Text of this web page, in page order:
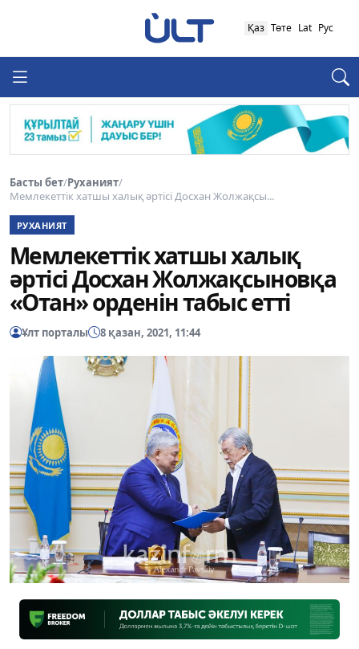
Қаз Төте Lat Рус
Басты бет/Руханият/
Мемлекеттік хатшы халық әртісі Досхан Жолжақсы...
РУХАНИЯТ
Мемлекеттік хатшы халық
әртісі Досхан Жолжақсыновқа
«Отан» орденін табыс етті
Ұлт порталы 8 қазан, 2021, 11:44